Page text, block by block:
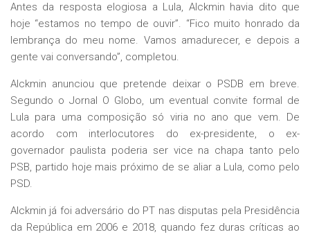
Antes da resposta elogiosa a Lula, Alckmin havia dito que
hoje “estamos no tempo de ouvir”. “Fico muito honrado da
lembrança do meu nome. Vamos amadurecer, e depois a
gente vai conversando”, completou.
Alckmin anunciou que pretende deixar o PSDB em breve.
Segundo o Jornal O Globo, um eventual convite formal de
Lula para uma composição só viria no ano que vem. De
acordo com interlocutores do ex-presidente, o ex-
governador paulista poderia ser vice na chapa tanto pelo
PSB, partido hoje mais próximo de se aliar a Lula, como pelo
PSD.
Alckmin já foi adversário do PT nas disputas pela Presidência
da República em 2006 e 2018, quando fez duras críticas ao